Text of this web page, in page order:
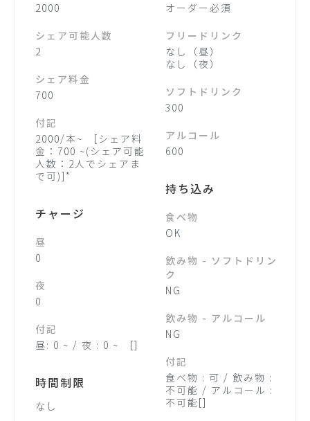
2000
シェア可能人数
2
シェア料金
700
付記
2000/本~ [シェア料
金：700 ~(シェア可能
人数：2人でシェアま
で可)]*
チャージ
昼
0
夜
0
付記
昼: 0 ~ / 夜 : 0 ~ []
時間制限
なし
オーダー必須
フリードリンク
なし（昼）
なし（夜）
ソフトドリンク
300
アルコール
600
持ち込み
食べ物
OK
飲み物 - ソフトドリン
ク
NG
飲み物 - アルコール
NG
付記
食べ物 : 可 / 飲み物 :
不可能 / アルコール :
不可能[]